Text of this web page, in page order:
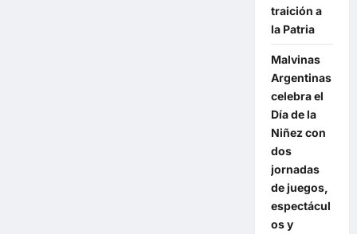
traición a
la Patria
Malvinas
Argentinas
celebra el
Día de la
Niñez con
dos
jornadas
de juegos,
espectácul
os y